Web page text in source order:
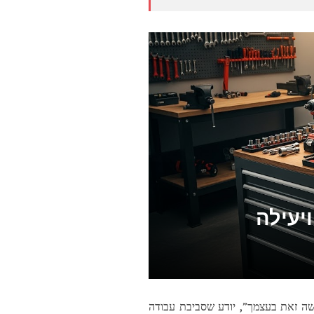
זאת בעצמך”, יודע שסביבת עבודה